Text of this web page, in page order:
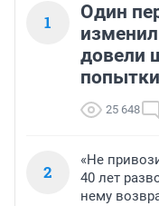
1
Один
довели
25 648
2
«Не
40 лет
нему